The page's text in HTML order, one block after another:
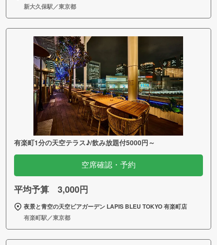
新大久保駅／東京都
有楽町1分の天空テラス♪/飲み放題付5000円～
空席確認・予約
平均予算 3,000円
夜景と青空の天空ビアガーデン LAPIS BLEU TOKYO 有楽町店
有楽町駅／東京都